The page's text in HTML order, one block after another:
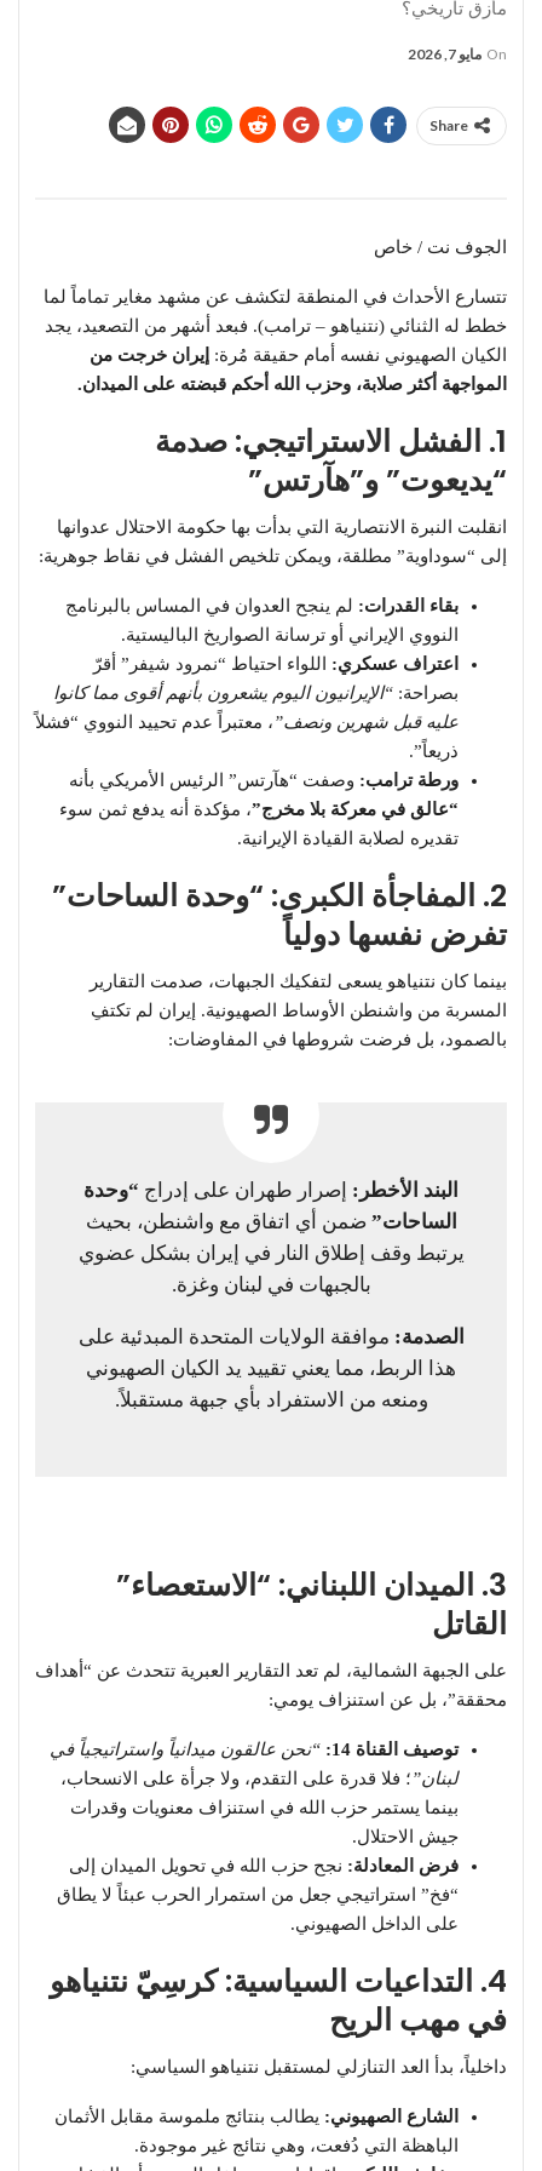
مأزق تاريخي؟
On مايو 7, 2026
Share
الجوف نت / خاص
تتسارع الأحداث في المنطقة لتكشف عن مشهد مغاير تماماً لما
خطط له الثنائي (نتنياهو – ترامب). فبعد أشهر من التصعيد، يجد
الكيان الصهيوني نفسه أمام حقيقة مُرة: إيران خرجت من
المواجهة أكثر صلابة، وحزب الله أحكم قبضته على الميدان.
1. الفشل الاستراتيجي: صدمة
“يديعوت” و”هآرتس”
​انقلبت النبرة الانتصارية التي بدأت بها حكومة الاحتلال عدوانها
إلى “سوداوية” مطلقة، ويمكن تلخيص الفشل في نقاط جوهرية:
بقاء القدرات: لم ينجح العدوان في المساس بالبرنامج
النووي الإيراني أو ترسانة الصواريخ الباليستية.
اعتراف عسكري: اللواء احتياط “نمرود شيفر” أقرّ
بصراحة: “الإيرانيون اليوم يشعرون بأنهم أقوى مما كانوا
عليه قبل شهرين ونصف”، معتبراً عدم تحييد النووي “فشلاً
ذريعاً”.
ورطة ترامب: وصفت “هآرتس” الرئيس الأمريكي بأنه
“عالق في معركة بلا مخرج”، مؤكدة أنه يدفع ثمن سوء
تقديره لصلابة القيادة الإيرانية.
2. المفاجأة الكبرى: “وحدة الساحات”
تفرض نفسها دولياً
​بينما كان نتنياهو يسعى لتفكيك الجبهات، صدمت التقارير
المسربة من واشنطن الأوساط الصهيونية. إيران لم تكتفِ
بالصمود، بل فرضت شروطها في المفاوضات:
البند الأخطر: إصرار طهران على إدراج “وحدة
الساحات” ضمن أي اتفاق مع واشنطن، بحيث
يرتبط وقف إطلاق النار في إيران بشكل عضوي
بالجبهات في لبنان وغزة.
الصدمة: موافقة الولايات المتحدة المبدئية على
هذا الربط، مما يعني تقييد يد الكيان الصهيوني
ومنعه من الاستفراد بأي جبهة مستقبلاً.
3. الميدان اللبناني: “الاستعصاء”
القاتل
​على الجبهة الشمالية، لم تعد التقارير العبرية تتحدث عن “أهداف
محققة”، بل عن استنزاف يومي:
توصيف القناة 14:
“نحن عالقون ميدانياً واستراتيجياً في
لبنان”؛ فلا قدرة على التقدم، ولا جرأة على الانسحاب،
بينما يستمر حزب الله في استنزاف معنويات وقدرات
جيش الاحتلال.
فرض المعادلة: نجح حزب الله في تحويل الميدان إلى
“فخ” استراتيجي جعل من استمرار الحرب عبئاً لا يطاق
على الداخل الصهيوني.
4. التداعيات السياسية: كرسِيّ نتنياهو
في مهب الريح
​داخلياً، بدأ العد التنازلي لمستقبل نتنياهو السياسي:
الشارع الصهيوني: يطالب بنتائج ملموسة مقابل الأثمان
الباهظة التي دُفعت، وهي نتائج غير موجودة.